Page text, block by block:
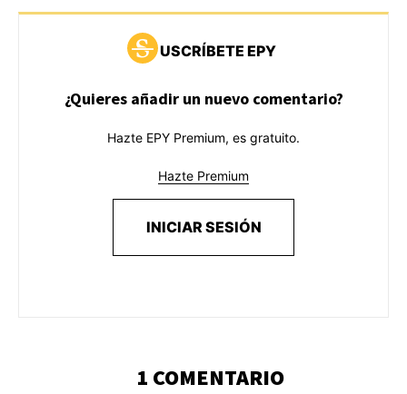
USCRÍBETE EPY
¿Quieres añadir un nuevo comentario?
Hazte EPY Premium, es gratuito.
Hazte Premium
INICIAR SESIÓN
1 COMENTARIO